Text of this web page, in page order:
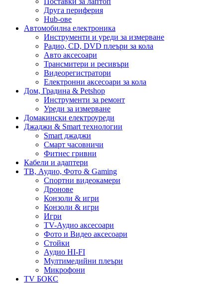
Друга периферия
Hub-ове
Автомобилна електроника
Инструменти и уреди за измерване
Радио, CD, DVD плеъри за кола
Авто аксесоари
Трансмитери и ресивъри
Видеорегистратори
Електронни аксесоари за кола
Дом, Градина & Petshop
Инструменти за ремонт
Уреди за измерване
Домакински електроуреди
Джаджи & Smart технологии
Smart джаджи
Смарт часовничи
Фитнес гривни
Кабели и адаптери
ТВ, Аудио, Фото & Gaming
Спортни видеокамери
Дронове
Конзоли & игри
Конзоли & игри
Игри
TV-Аудио аксесоари
Фото и Видео аксесоари
Стойки
Аудио HI-FI
Мултимедийни плеъри
Микрофони
TV БОКС